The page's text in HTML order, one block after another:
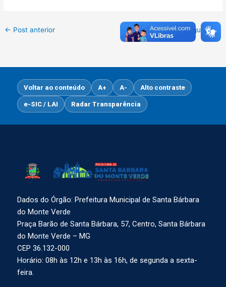
← Post anterior Post seguinte→
Voltar ao conteúdo A+ A- Alto contraste
e-SIC / LAI Radar Transparência
Dados do Órgão: Prefeitura Municipal de Santa Bárbara
do Monte Verde
Praça Barão de Santa Bárbara, 57, Centro, Santa Bárbara
do Monte Verde – MG
CEP 36.132-000
Horário: 08h às 12h e 13h às 16h, de segunda a sexta-
feira.